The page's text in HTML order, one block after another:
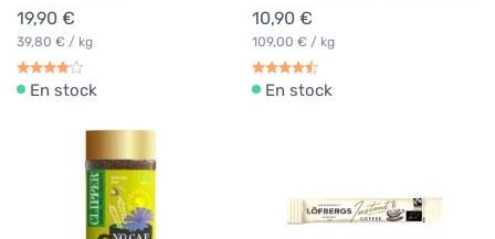
19,90 €
39,80 € / kg
En stock
10,90 €
109,00 € / kg
En stock